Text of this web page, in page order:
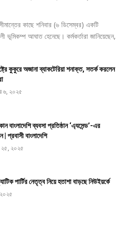
কাছে শনিবার (৬ ডিসেম্বর) একটি
আঘাত হেনেছে। কর্মকর্তারা জানিয়েছেন,
কুকুরে অজানা ব্যাকটেরিয়া শনাক্ত, সতর্ক করলেন
৬, ২০২৫
বাংলাদেশি ব্যবসা প্রতিষ্ঠান ‘এ্যসেন্ড’-এর
প্রবাসী বাংলাদেশি
২৫, ২০২৫
পার্টির নেতৃত্ব নিয়ে হতাশা বাড়ছে নিউইয়র্কে